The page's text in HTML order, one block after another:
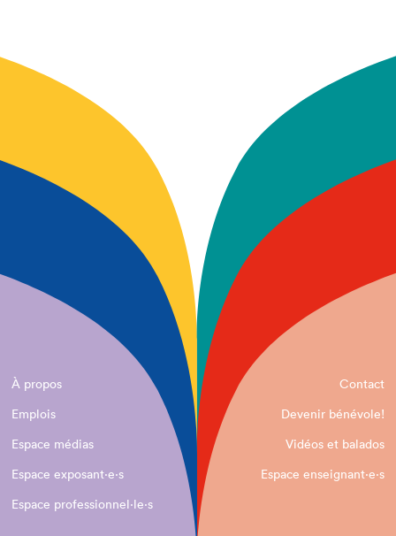
À propos
Contact
Emplois
Devenir bénévole!
Espace médias
Vidéos et balados
Espace exposant·e⋅s
Espace enseignant·e⋅s
Espace professionnel·le⋅s